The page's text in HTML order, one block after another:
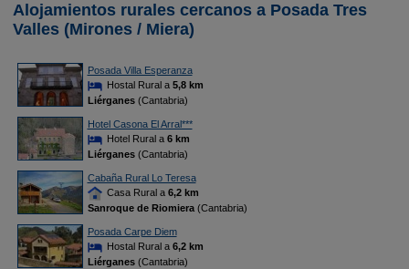
Alojamientos rurales cercanos a Posada Tres
Valles (Mirones / Miera)
Posada Villa Esperanza
Hostal Rural a 5,8 km
Liérganes(Cantabria)
Hotel Casona El Arral***
Hotel Rural a 6 km
Liérganes(Cantabria)
Cabaña Rural Lo Teresa
Casa Rural a 6,2 km
Sanroque de Riomiera(Cantabria)
Posada Carpe Diem
Hostal Rural a 6,2 km
Liérganes(Cantabria)